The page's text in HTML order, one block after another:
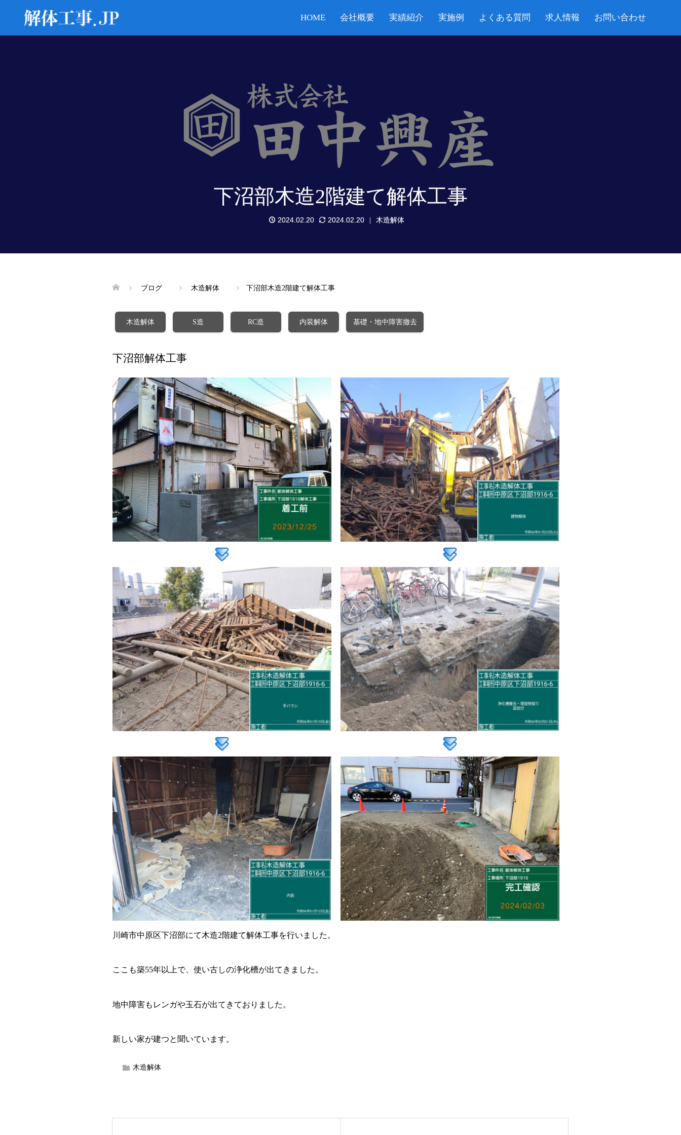
HOME 会社概要 実績紹介 実施例 よくある質問 求人情報 お問い合わせ
下沼部木造2階建て解体工事
2024.02.20 2024.02.20 木造解体
ブログ 木造解体 下沼部木造2階建て解体工事
木造解体 S造 RC造 内装解体 基礎・地中障害撤去
下沼部解体工事
川崎市中原区下沼部にて木造2階建て解体工事を行いました。
ここも築55年以上で、使い古しの浄化槽が出てきました。
地中障害もレンガや玉石が出てきておりました。
新しい家が建つと聞いています。
木造解体